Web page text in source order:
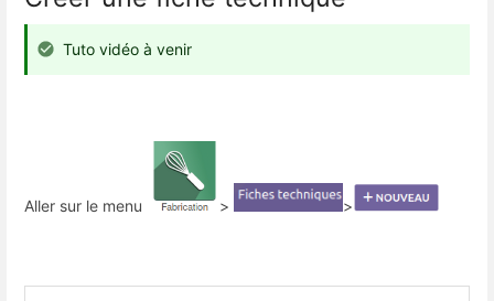
Tuto vidéo à venir
Aller sur le menu > >